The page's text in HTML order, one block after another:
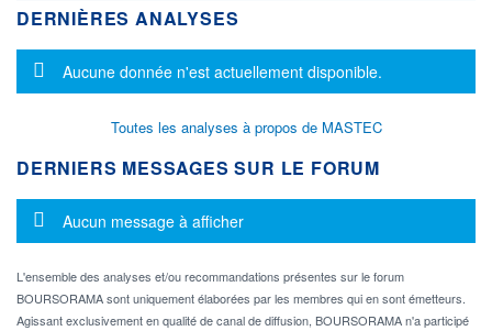
DERNIÈRES ANALYSES
Message d'information
Aucune donnée n'est actuellement disponible.
Toutes les analyses à propos de MASTEC
DERNIERS MESSAGES SUR LE FORUM
Message d'information
Aucun message à afficher
L'ensemble des analyses et/ou recommandations présentes sur le forum
BOURSORAMA sont uniquement élaborées par les membres qui en sont émetteurs.
Agissant exclusivement en qualité de canal de diffusion, BOURSORAMA n'a participé